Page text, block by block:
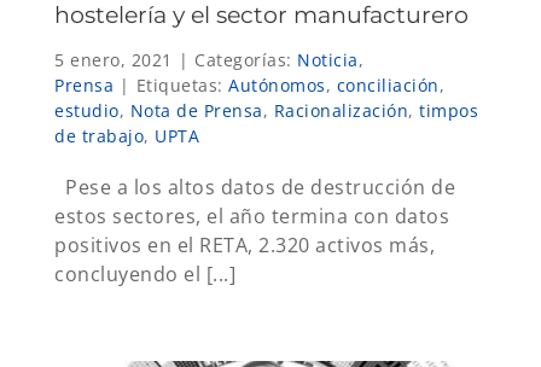
hostelería y el sector manufacturero
5 enero, 2021 | Categorías: Noticia,
Prensa | Etiquetas: Autónomos, conciliación,
estudio, Nota de Prensa, Racionalización, timpos
de trabajo, UPTA
Pese a los altos datos de destrucción de
estos sectores, el año termina con datos
positivos en el RETA, 2.320 activos más,
concluyendo el [...]